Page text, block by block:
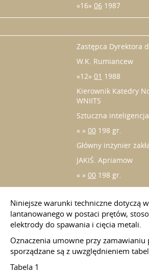
«16» 06 1987
Zastępca Dyrektora
W.K. Rumiancew
«12» 01 1988
Kierownik Katedry
WNIITS
Sztuczna
« » 00 198 gr.
Główny inżynier
JAKIŚ. Apriamow
« » 00 198 gr.
Niniejsze warunki techniczne dotyczą
lantanowanego w postaci prętów,
elektrody do spawania i cięcia metali.
Oznaczenia umowne przy
sporządzane są z uwzględnieniem
Tabela 1